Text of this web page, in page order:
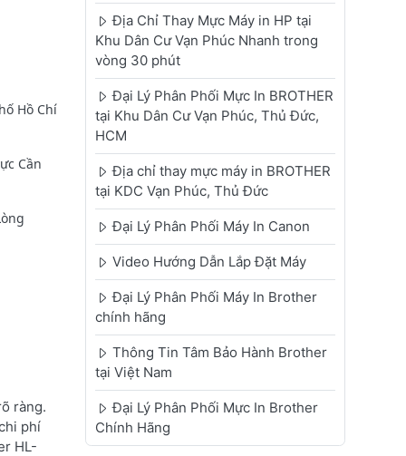
Hồ Chí
Cần
ràng.
phí
HL-
Địa Chỉ Thay Mực Máy in HP tại
Khu Dân Cư Vạn Phúc Nhanh trong
vòng 30 phút
Đại Lý Phân Phối Mực In BROTHER
tại Khu Dân Cư Vạn Phúc, Thủ Đức,
HCM
Địa chỉ thay mực máy in BROTHER
tại KDC Vạn Phúc, Thủ Đức
Đại Lý Phân Phối Máy In Canon
Video Hướng Dẫn Lắp Đặt Máy
Đại Lý Phân Phối Máy In Brother
chính hãng
Thông Tin Tâm Bảo Hành Brother
tại Việt Nam
Đại Lý Phân Phối Mực In Brother
Chính Hãng